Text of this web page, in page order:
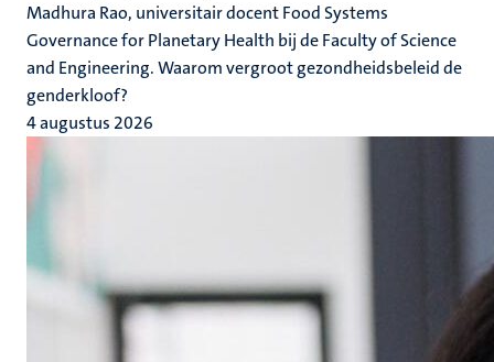
Madhura Rao, universitair docent Food Systems
Governance for Planetary Health bij de Faculty of Science
and Engineering. Waarom vergroot gezondheidsbeleid de
genderkloof?
4 augustus 2026